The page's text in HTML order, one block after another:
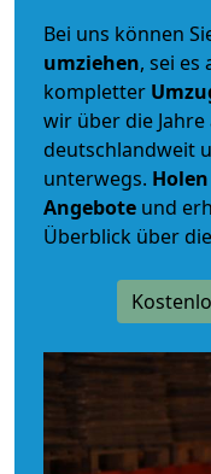
Bei uns können
umziehen, sei es
kompletter
wir über die
deutschlandweit
unterwegs.
Angebote und
Überblick über